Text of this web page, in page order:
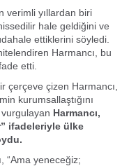
verimli yıllardan biri
hale geldiğini ve
ettiklerini söyledi.
Harmancı, bu
etti.
çerçeve çizen Harmancı,
kurumsallaştığını
Harmancı,
ifadeleriyle ülke
“Ama yeneceğiz;